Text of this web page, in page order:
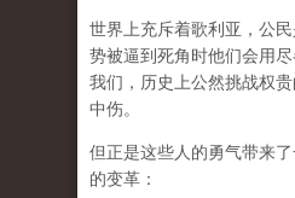
世界上充斥着歌利亚，公
势被逼到死角时他们会用
我们，历史上公然挑战权
中伤。
但正是这些人的勇气带来
的变革：